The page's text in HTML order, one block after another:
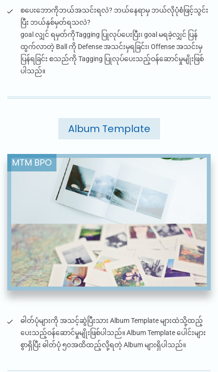
စပေးဘောကိုဘယ်အသင်းရလဲ? ဘယ်နေရာမှ ဘယ်လိုပုံစံဖြင့်သွင်း
ပြီး ဘယ်နှစ်မှတ်ရသလဲ?
goal လျှင် ရမှတ်ကိုTagging ပြုလုပ်ပေးပြီး၊ goal မရခဲ့လျှင် ပြန်
ထွက်လာတဲ့ Ball ကို Defense အသင်းမှရခြင်း၊ Offense အသင်းမှ
ပြန်ရခြင်း စသည်ကို Tagging ပြုလုပ်ပေးသည့်ဝန်ဆောင်မှုမျိုးဖြစ်
ပါသည်။
Album Template
ဓါတ်ပုံများကို အသင့်ဆွဲပြီးသား Album Template များထဲသို့ထည့်
ပေးသည့်ဝန်ဆောင်မှုမျိုးဖြစ်ပါသည်။ Album Template ပေါင်းများ
စွာရှိပြီး ဓါတ်ပုံ ၅၀အထိထည့်လို့ရတဲ့ Album များရှိပါသည်။